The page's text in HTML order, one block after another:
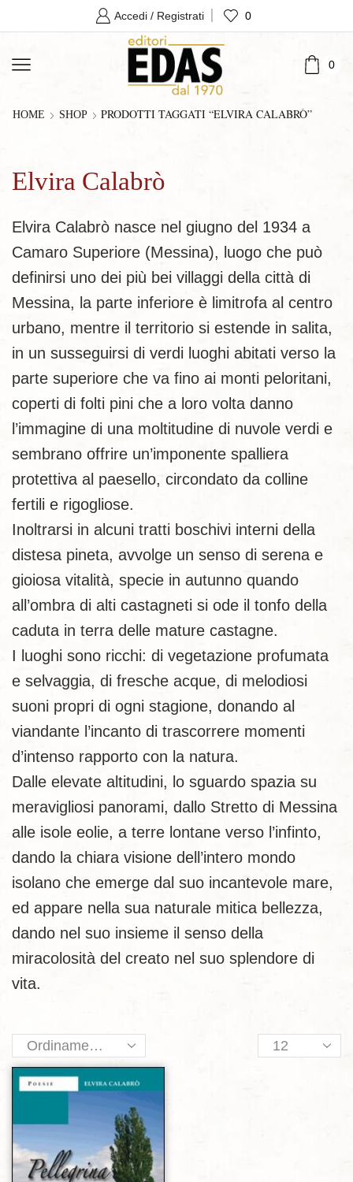
Accedi / Registrati 0
0
HOME SHOP PRODOTTI TAGGATI “ELVIRA CALABRÒ”
Elvira Calabrò
Elvira Calabrò nasce nel giugno del 1934 a
Camaro Superiore (Messina), luogo che può
definirsi uno dei più bei villaggi della città di
Messina, la parte inferiore è limitrofa al centro
urbano, mentre il territorio si estende in salita,
in un susseguirsi di verdi luoghi abitati verso la
parte superiore che va fino ai monti peloritani,
coperti di folti pini che a loro volta danno
l’immagine di una moltitudine di nuvole verdi e
sembrano offrire un’imponente spalliera
protettiva al paesello, circondato da colline
fertili e rigogliose.
Inoltrarsi in alcuni tratti boschivi interni della
distesa pineta, avvolge un senso di serena e
gioiosa vitalità, specie in autunno quando
all’ombra di alti castagneti si ode il tonfo della
caduta in terra delle mature castagne.
I luoghi sono ricchi: di vegetazione profumata
e selvaggia, di fresche acque, di melodiosi
suoni propri di ogni stagione, donando al
viandante l’incanto di trascorrere momenti
d’intenso rapporto con la natura.
Dalle elevate altitudini, lo sguardo spazia su
meravigliosi panorami, dallo Stretto di Messina
alle isole eolie, a terre lontane verso l’infinto,
dando la chiara visione dell’intero mondo
isolano che emerge dal suo incantevole mare,
ed appare nella sua naturale mitica bellezza,
dando nel suo insieme il senso della
miracolosità del creato nel suo splendore di
vita.
Products
Aggiungi alla lista dei desideri